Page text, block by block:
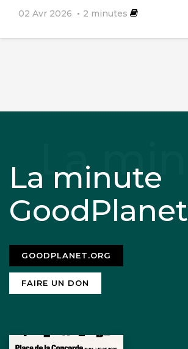
02 Avr 2026 2 minutes
La minute
GoodPlanet
GOODPLANET.ORG
FAIRE UN DON